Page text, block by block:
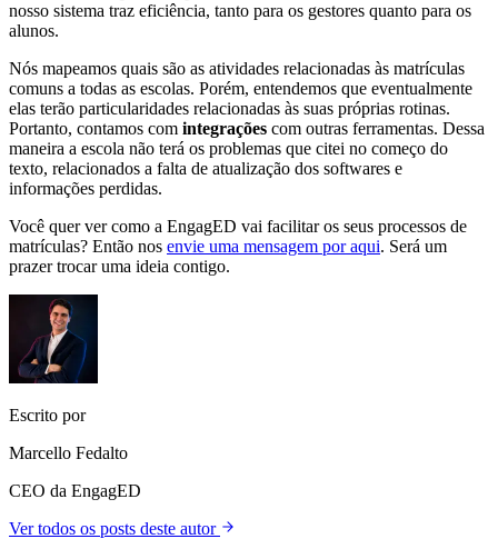
nosso sistema traz eficiência, tanto para os gestores quanto para os
alunos.
Nós mapeamos quais são as atividades relacionadas às matrículas
comuns a todas as escolas. Porém, entendemos que eventualmente
elas terão particularidades relacionadas às suas próprias rotinas.
Portanto, contamos com integrações com outras ferramentas. Dessa
maneira a escola não terá os problemas que citei no começo do
texto, relacionados a falta de atualização dos softwares e
informações perdidas.
Você quer ver como a EngagED vai facilitar os seus processos de
matrículas? Então nos envie uma mensagem por aqui. Será um
prazer trocar uma ideia contigo.
Escrito por
Marcello Fedalto
CEO da EngagED
Ver todos os posts deste autor